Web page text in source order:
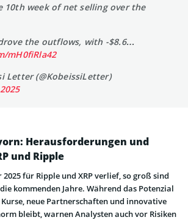
10th week of net selling over the
the outflows, with -$8.6…
mH0fiRla42
Letter (@KobeissiLetter)
Herausforderungen und
und Ripple
2025 für Ripple und XRP verlief, so groß sind
kommenden Jahre. Während das Potenzial
neue Partnerschaften und innovative
bleibt, warnen Analysten auch vor Risiken